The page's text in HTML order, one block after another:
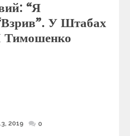
“Я
У Штабах
Тимошенко
Posted
2019 0